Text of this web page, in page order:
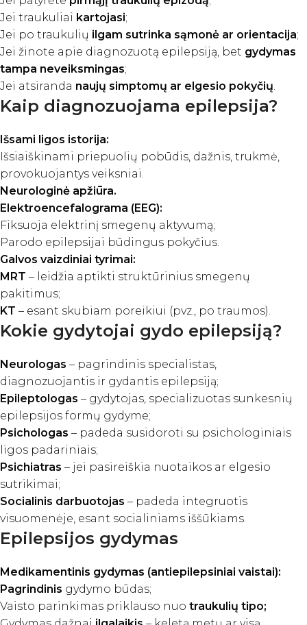
Jei traukuliai kartojasi;
Jei po traukulių ilgam sutrinka sąmonė ar orientacija;
Jei žinote apie diagnozuotą epilepsiją, bet gydymas
tampa neveiksmingas;
Jei atsiranda naujų simptomų ar elgesio pokyčių.
Kaip diagnozuojama epilepsija?
Išsami ligos istorija:
Išsiaiškinami priepuolių pobūdis, dažnis, trukmė,
provokuojantys veiksniai.
Neurologinė apžiūra.
Elektroencefalograma (EEG):
Fiksuoja elektrinį smegenų aktyvumą;
Parodo epilepsijai būdingus pokyčius.
Galvos vaizdiniai tyrimai:
MRT – leidžia aptikti struktūrinius smegenų
pakitimus;
KT – esant skubiam poreikiui (pvz., po traumos).
Kokie gydytojai gydo epilepsiją?
Neurologas – pagrindinis specialistas,
diagnozuojantis ir gydantis epilepsiją;
Epileptologas – gydytojas, specializuotas sunkesnių
epilepsijos formų gydyme;
Psichologas – padeda susidoroti su psichologiniais
ligos padariniais;
Psichiatras – jei pasireiškia nuotaikos ar elgesio
sutrikimai;
Socialinis darbuotojas – padeda integruotis
visuomenėje, esant socialiniams iššūkiams.
Epilepsijos gydymas
Medikamentinis gydymas (antiepilepsiniai vaistai):
Pagrindinis gydymo būdas;
Vaisto parinkimas priklauso nuo traukulių tipo;